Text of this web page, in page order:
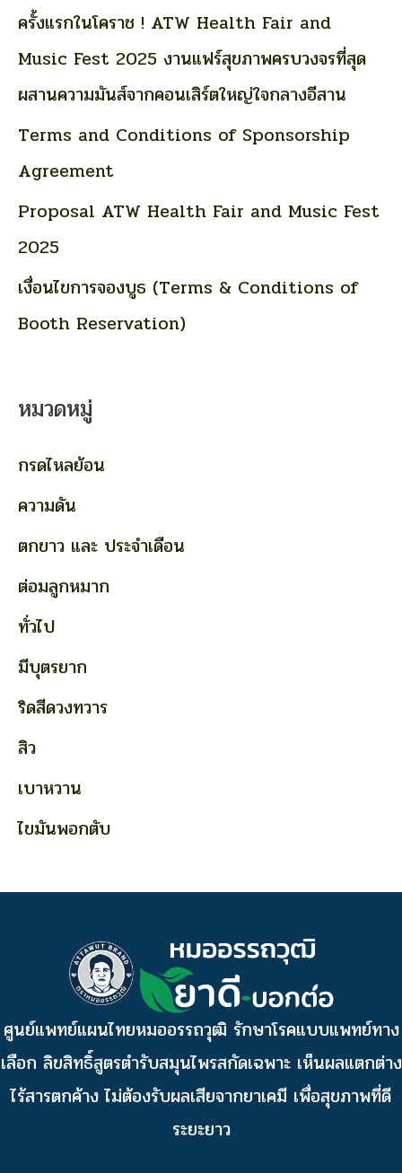
f
o
r
:
ครั้งแรกในโคราช ! ATW Health Fair and
Music Fest 2025 งานแฟร์สุขภาพครบวงจรที่สุด
ผสานความมันส์จากคอนเสิร์ตใหญ่ใจกลางอีสาน
Terms and Conditions of Sponsorship
Agreement
Proposal ATW Health Fair and Music Fest
2025
เงื่อนไขการจองบูธ (Terms & Conditions of
Booth Reservation)
หมวดหมู่
กรดไหลย้อน
ความดัน
ตกขาว และ ประจำเดือน
ต่อมลูกหมาก
ทั่วไป
มีบุตรยาก
ริดสีดวงทวาร
สิว
เบาหวาน
ไขมันพอกตับ
ศูนย์แพทย์แผนไทยหมออรรถวุฒิ รักษาโรคแบบแพทย์ทาง
เลือก ลิขสิทธิ์สูตรตำรับสมุนไพรสกัดเฉพาะ เห็นผลแตกต่าง
ไร้สารตกค้าง ไม่ต้องรับผลเสียจากยาเคมี เพื่อสุขภาพที่ดี
ระยะยาว